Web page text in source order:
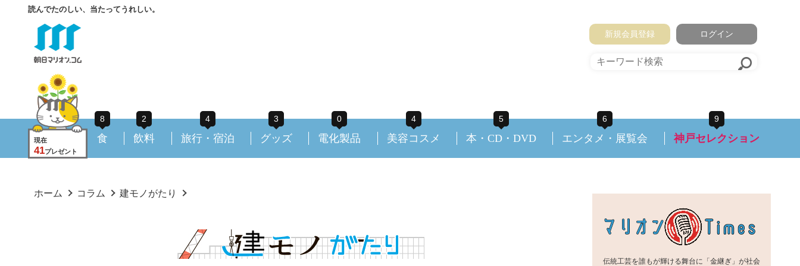
読んでたのしい、当たってうれしい。
新規会員登録 ログイン
現在
41プレゼント
8
食
2
飲料
4
旅行・宿泊
3
グッズ
0
電化製品
4
美容コスメ
5
本・CD・DVD
6
エンタメ・展覧会
9
神戸セレクション
ホーム コラム 建モノがたり
伝統工芸を誰もが輝ける舞台に「金継ぎ」が社会